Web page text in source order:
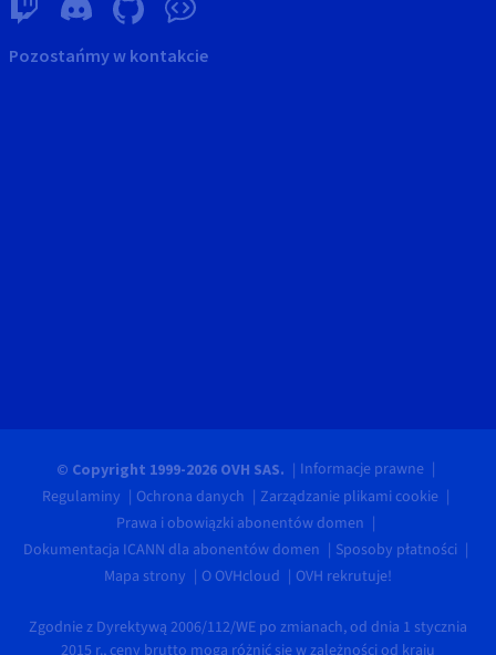
Pozostańmy w kontakcie
© Copyright 1999-2026 OVH SAS.
Informacje prawne
Regulaminy
Ochrona danych
Zarządzanie plikami cookie
Prawa i obowiązki abonentów domen
Dokumentacja ICANN dla abonentów domen
Sposoby płatności
Mapa strony
O OVHcloud OVH rekrutuje!
Zgodnie z Dyrektywą 2006/112/WE po zmianach, od dnia 1 stycznia